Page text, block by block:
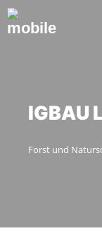
IGBAU
Forst und